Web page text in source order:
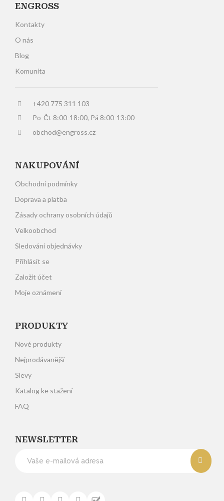
ENGROSS
Kontakty
O nás
Blog
Komunita
+420 775 311 103
Po-Čt 8:00-18:00, Pá 8:00-13:00
obchod@engross.cz
NAKUPOVÁNÍ
Obchodní podmínky
Doprava a platba
Zásady ochrany osobních údajů
Velkoobchod
Sledování objednávky
Přihlásit se
Založit účet
Moje oznámení
PRODUKTY
Nové produkty
Nejprodávanější
Slevy
Katalog ke stažení
FAQ
NEWSLETTER